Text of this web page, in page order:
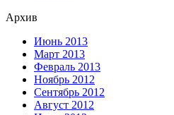
Архив
Июнь 2013
Март 2013
Февраль 2013
Ноябрь 2012
Сентябрь 2012
Август 2012